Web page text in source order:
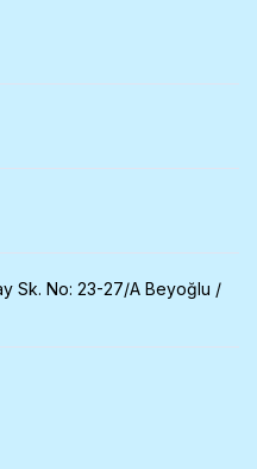
Sk. No: 23-27/A Beyoğlu /